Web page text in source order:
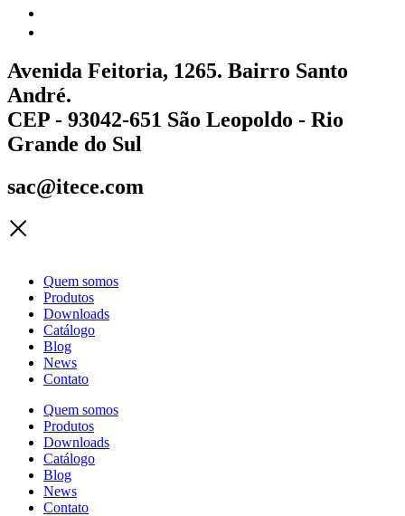
Avenida Feitoria, 1265. Bairro Santo
André.
CEP - 93042-651 São Leopoldo - Rio
Grande do Sul
sac@itece.com
Quem somos
Produtos
Downloads
Catálogo
Blog
News
Contato
Quem somos
Produtos
Downloads
Catálogo
Blog
News
Contato